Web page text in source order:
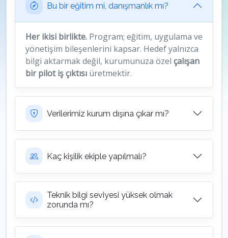
Bu bir eğitim mi, danışmanlık mı?
Her ikisi birlikte. Program; eğitim, uygulama ve
yönetişim bileşenlerini kapsar. Hedef yalnızca
bilgi aktarmak değil, kurumunuza özel çalışan
bir pilot iş çıktısı üretmektir.
Verilerimiz kurum dışına çıkar mı?
Kaç kişilik ekiple yapılmalı?
Teknik bilgi seviyesi yüksek olmak
zorunda mı?